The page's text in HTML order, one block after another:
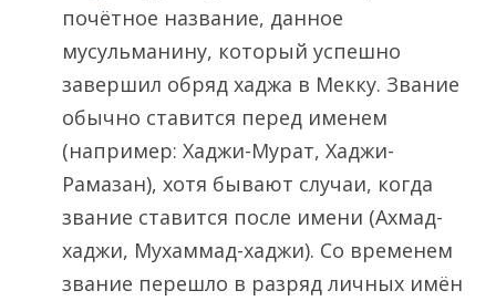
почётное название, данное
мусульманину, который успешно
завершил обряд хаджа в Мекку. Звание
обычно ставится перед именем
(например: Хаджи-Мурат, Хаджи-
Рамазан), хотя бывают случаи, когда
звание ставится после имени (Ахмад-
хаджи, Мухаммад-хаджи). Со временем
звание перешло в разряд личных имён